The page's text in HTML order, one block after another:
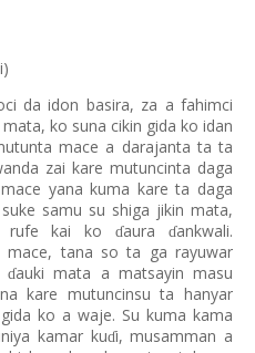
da idon basira, za a fahimci
ko suna cikin gida ko idan
mace a darajanta ta ta
zai kare mutuncinta daga
yana kuma kare ta daga
samu su shiga jikin mata,
rufe kai koɗaura ɗankwali.
mace, tana so ta ga rayuwar
ɗauki mata a matsayin masu
kare mutuncinsu ta hanyar
ko a waje. Su kuma kama
kamar kuɗi, musamman a